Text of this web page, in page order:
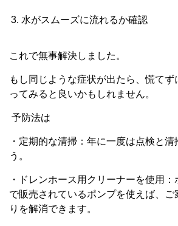
水がスムーズに流れるか確認
これで無事解決しました。
もし同じような症状が出たら、慌て
ってみると良いかもしれません。
予防法は
・定期的な清掃：年に一度は点検と清
う。
・ドレンホース用クリーナーを使用
で販売されているポンプを使えば、ご
りを解消できます。